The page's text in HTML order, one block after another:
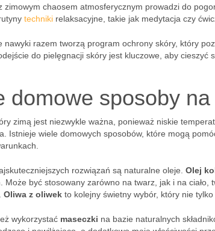
zimowym chaosem atmosferycznym prowadzi do
techniki relaksacyjne, takie jak medytacja czy
nawyki razem tworzą program ochrony skóry, który
do pielęgnacji skóry jest kluczowe, aby
domowe sposoby
zimą jest niezwykle ważna, ponieważ niskie
Istnieje wiele domowych sposobów, które mogą
rozwiązań są naturalne oleje. Olej
Może być stosowany zarówno na twarz, jak i na
Oliwa z oliwek to kolejny świetny wybór, który nie
wykorzystać maseczki na bazie naturalnych